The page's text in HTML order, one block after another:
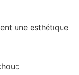
une esthétique